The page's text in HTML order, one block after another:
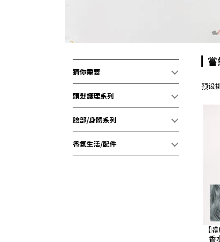
猜你需要
頭髮護理系列
臉部/身體系列
香氛生活/配件
预设
【
香